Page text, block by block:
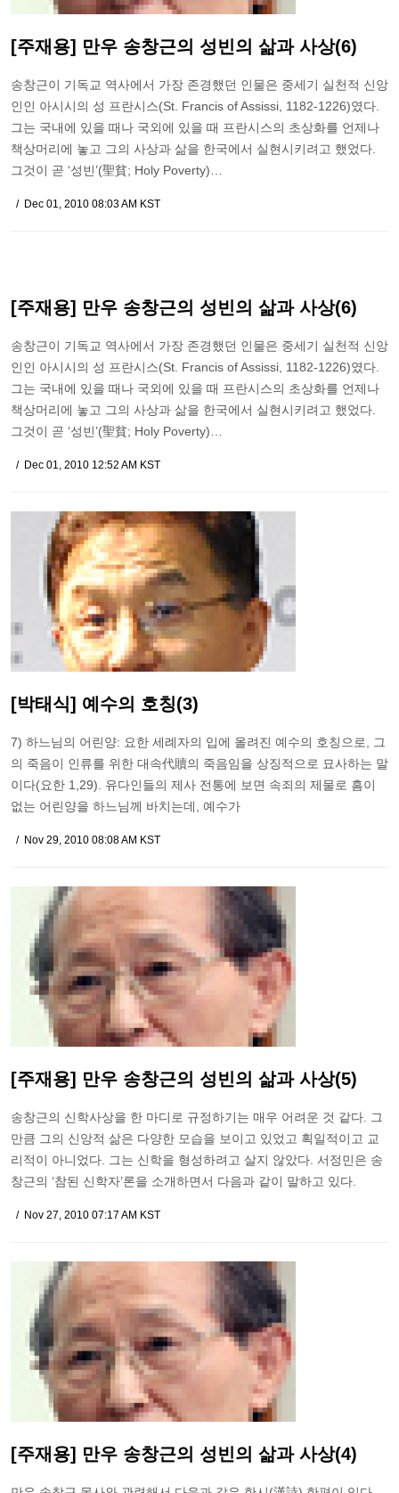
[주재용] 만우 송창근의 성빈의 삶과 사상(6)
송창근이 기독교 역사에서 가장 존경했던 인물은 중세기 실천적 신앙
인인 아시시의 성 프란시스(St. Francis of Assissi, 1182-1226)였다.
그는 국내에 있을 때나 국외에 있을 때 프란시스의 초상화를 언제나
책상머리에 놓고 그의 사상과 삶을 한국에서 실현시키려고 했었다.
그것이 곧 ‘성빈’(聖貧; Holy Poverty)…
Dec 01, 2010 08:03 AM KST
[주재용] 만우 송창근의 성빈의 삶과 사상(6)
송창근이 기독교 역사에서 가장 존경했던 인물은 중세기 실천적 신앙
인인 아시시의 성 프란시스(St. Francis of Assissi, 1182-1226)였다.
그는 국내에 있을 때나 국외에 있을 때 프란시스의 초상화를 언제나
책상머리에 놓고 그의 사상과 삶을 한국에서 실현시키려고 했었다.
그것이 곧 ‘성빈’(聖貧; Holy Poverty)…
Dec 01, 2010 12:52 AM KST
[박태식] 예수의 호칭(3)
7) 하느님의 어린양: 요한 세례자의 입에 올려진 예수의 호칭으로, 그
의 죽음이 인류를 위한 대속代贖의 죽음임을 상징적으로 묘사하는 말
이다(요한 1,29). 유다인들의 제사 전통에 보면 속죄의 제물로 흠이
없는 어린양을 하느님께 바치는데, 예수가
Nov 29, 2010 08:08 AM KST
[주재용] 만우 송창근의 성빈의 삶과 사상(5)
송창근의 신학사상을 한 마디로 규정하기는 매우 어려운 것 같다. 그
만큼 그의 신앙적 삶은 다양한 모습을 보이고 있었고 획일적이고 교
리적이 아니었다. 그는 신학을 형성하려고 살지 않았다. 서정민은 송
창근의 ‘참된 신학자’론을 소개하면서 다음과 같이 말하고 있다.
Nov 27, 2010 07:17 AM KST
[주재용] 만우 송창근의 성빈의 삶과 사상(4)